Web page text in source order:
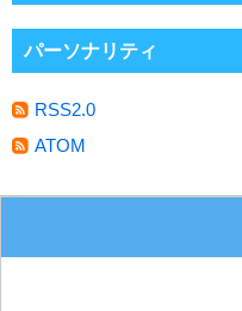
パーソナリティ
RSS2.0
ATOM